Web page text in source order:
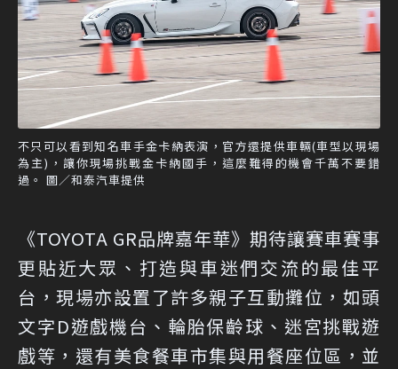
不只可以看到知名車手金卡納表演，官方還提供車輛(車型以現場
為主)，讓你現場挑戰金卡納國手，這麼難得的機會千萬不要錯
過。 圖／和泰汽車提供
《TOYOTA GR品牌嘉年華》期待讓賽車賽事
更貼近大眾、打造與車迷們交流的最佳平
台，現場亦設置了許多親子互動攤位，如頭
文字D遊戲機台、輪胎保齡球、迷宮挑戰遊
戲等，還有美食餐車市集與用餐座位區，並